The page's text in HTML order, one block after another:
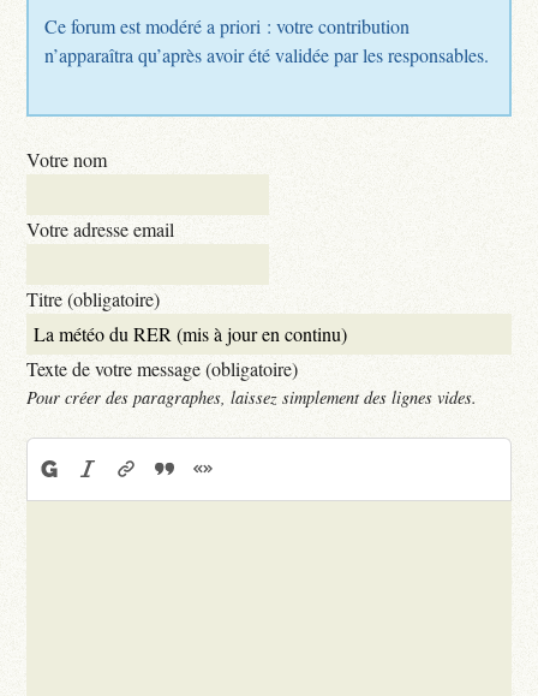
Ce forum est modéré a priori : votre contribution
n’apparaîtra qu’après avoir été validée par les responsables.
Votre nom
Votre adresse email
Titre (obligatoire)
Texte de votre message (obligatoire)
Pour créer des paragraphes, laissez simplement des lignes vides.